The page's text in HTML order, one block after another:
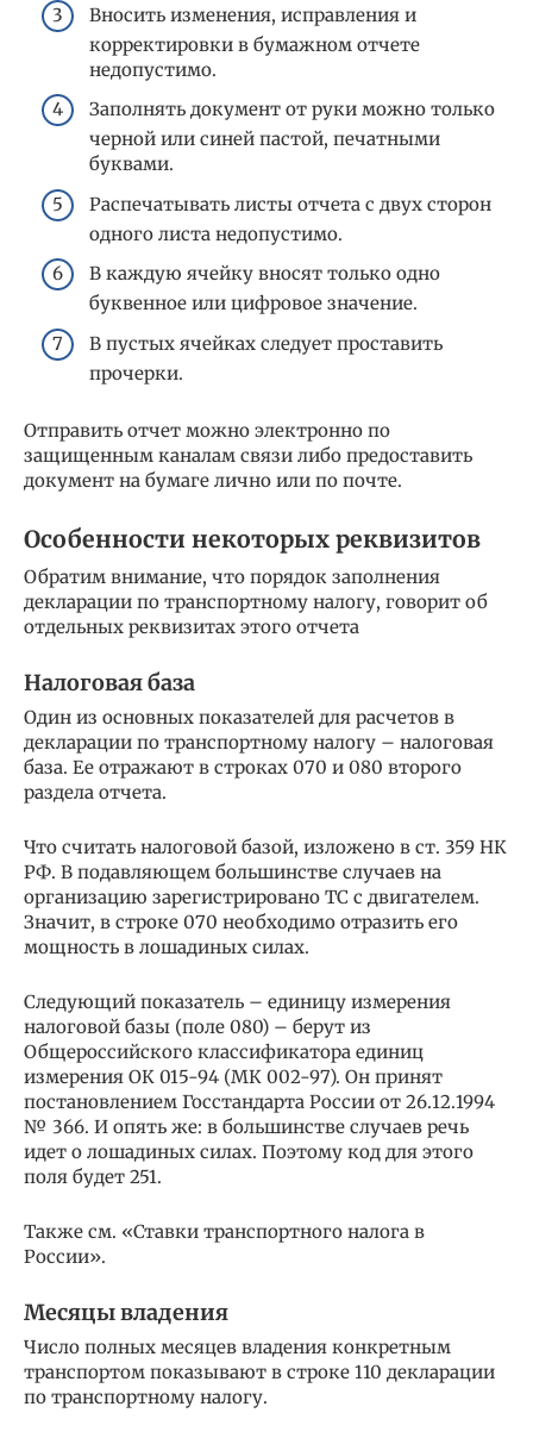
Вносить изменения, исправления и
корректировки в бумажном отчете
недопустимо.
Заполнять документ от руки можно только
черной или синей пастой, печатными
буквами.
Распечатывать листы отчета с двух сторон
одного листа недопустимо.
В каждую ячейку вносят только одно
буквенное или цифровое значение.
В пустых ячейках следует проставить
прочерки.
Отправить отчет можно электронно по
защищенным каналам связи либо предоставить
документ на бумаге лично или по почте.
Особенности некоторых реквизитов
Обратим внимание, что порядок заполнения
декларации по транспортному налогу, говорит об
отдельных реквизитах этого отчета
Налоговая база
Один из основных показателей для расчетов в
декларации по транспортному налогу – налоговая
база. Ее отражают в строках 070 и 080 второго
раздела отчета.
Что считать налоговой базой, изложено в ст. 359 НК
РФ. В подавляющем большинстве случаев на
организацию зарегистрировано ТС с двигателем.
Значит, в строке 070 необходимо отразить его
мощность в лошадиных силах.
Следующий показатель – единицу измерения
налоговой базы (поле 080) – берут из
Общероссийского классификатора единиц
измерения ОК 015-94 (МК 002-97). Он принят
постановлением Госстандарта России от 26.12.1994
№ 366. И опять же: в большинстве случаев речь
идет о лошадиных силах. Поэтому код для этого
поля будет 251.
Также см. «Ставки транспортного налога в
России».
Месяцы владения
Число полных месяцев владения конкретным
транспортом показывают в строке 110 декларации
по транспортному налогу.